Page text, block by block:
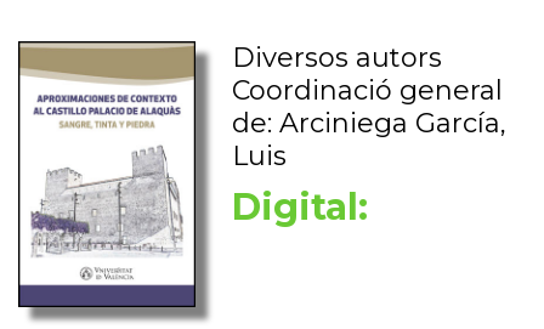
Diversos autors
Coordinació general
de: Arciniega García,
Luis
Digital: